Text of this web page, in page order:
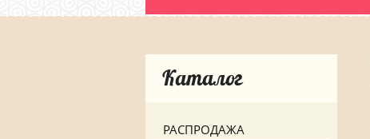
Каталог
РАСПРОДАЖА